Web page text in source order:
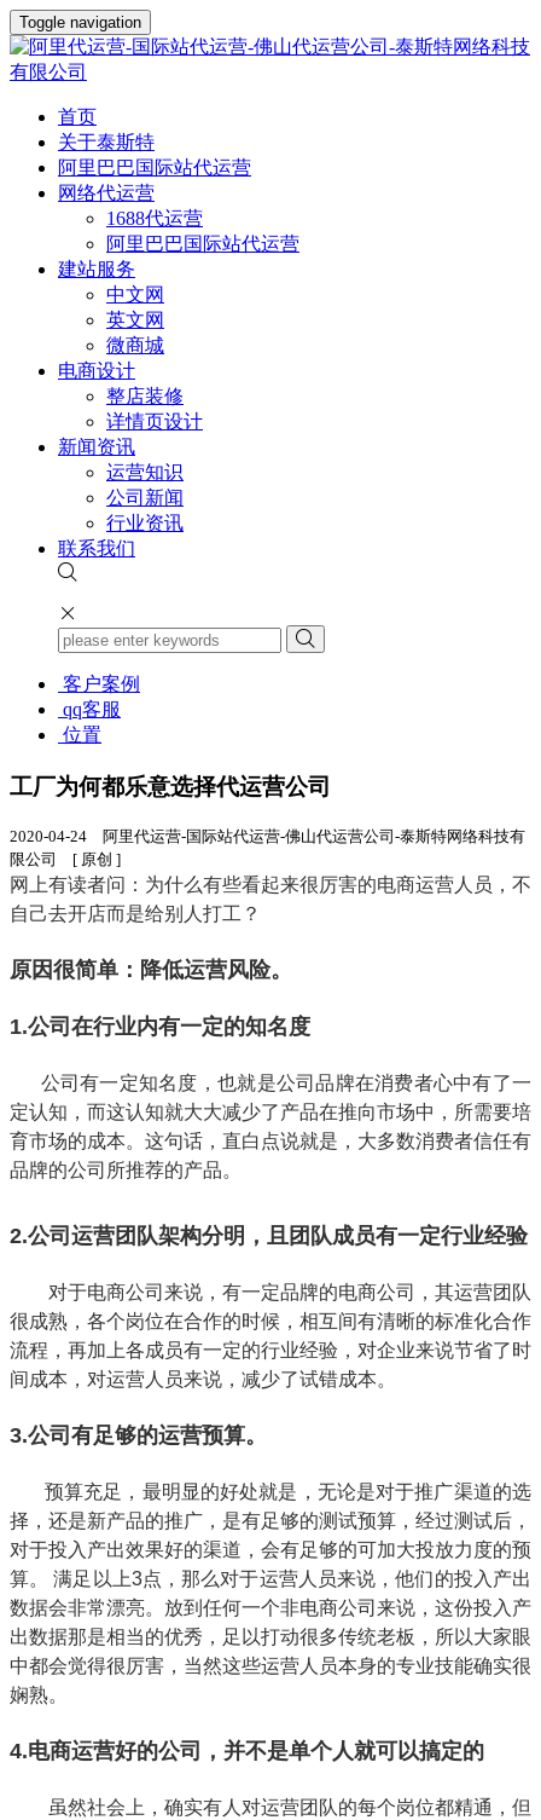
Toggle navigation
首页
关于泰斯特
阿里巴巴国际站代运营
网络代运营
1688代运营
阿里巴巴国际站代运营
建站服务
中文网
英文网
微商城
电商设计
整店装修
详情页设计
新闻资讯
运营知识
公司新闻
行业资讯
联系我们
客户案例
qq客服
位置
工厂为何都乐意选择代运营公司
2020-04-24 阿里代运营-国际站代运营-佛山代运营公司-泰斯特网络科技有
限公司 [ 原创 ]
网上有读者问：为什么有些看起来很厉害的电商运营人员，不
自己去开店而是给别人打工？
原因很简单：降低运营风险。
1.公司在行业内有一定的知名度
公司有一定知名度，也就是公司品牌在消费者心中有了一
定认知，而这认知就大大减少了产品在推向市场中，所需要培
育市场的成本。 这句话，直白点说就是，大多数消费者信任有
品牌的公司所推荐的产品。
2.公司运营团队架构分明，且团队成员有一定行业经验
对于电商公司来说，有一定品牌的电商公司，其运营团队
很成熟，各个岗位在合作的时候，相互间有清晰的标准化合作
流程，再加上各成员有一定的行业经验，对企业来说节省了时
间成本，对运营人员来说，减少了试错成本。
3.公司有足够的运营预算。
预算充足，最明显的好处就是，无论是对于推广渠道的选
择，还是新产品的推广，是有足够的测试预算，经过测试后，
对于投入产出效果好的渠道，会有足够的可加大投放力度的预
算。满足以上3点，那么对于运营人员来说，他们的投入产出
数据会非常漂亮。放到任何一个非电商公司来说，这份投入产
出数据那是相当的优秀，足以打动很多传统老板，所以大家眼
中都会觉得很厉害，当然这些运营人员本身的专业技能确实很
娴熟。
4.电商运营好的公司，并不是单个人就可以搞定的
虽然社会上，确实有人对运营团队的每个岗位都精通，但